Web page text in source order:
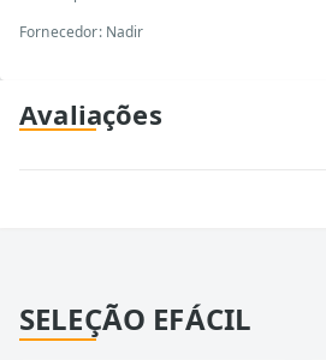
Fornecedor: Nadir
Avaliações
SELEÇÃO EFÁCIL